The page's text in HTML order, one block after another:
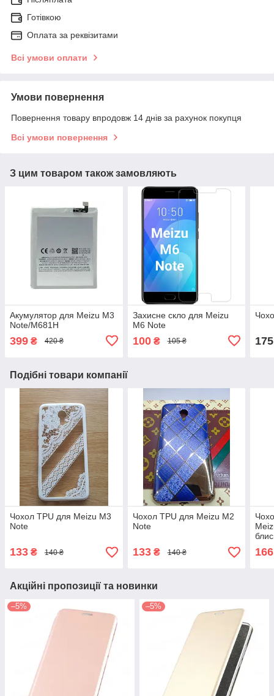
Готівкою
Оплата за реквізитами
Всі умови оплати
Умови повернення
Повернення товару впродовж 14 днів за рахунок покупця
Всі умови повернення
З цим товаром також замовляють
Акумулятор для Meizu M3
Note/M681H
399 ₴ 420 ₴
Захисне скло для Meizu
M6 Note
100₴ 105 ₴ 175
Подібні товари компанії
Чохол TPU для Meizu M3
Note
133 ₴ 140 ₴
Чохол TPU для Meizu M2
Note
133₴ 140 ₴ 166
Акційні пропозиції та новинки
–5% –5%